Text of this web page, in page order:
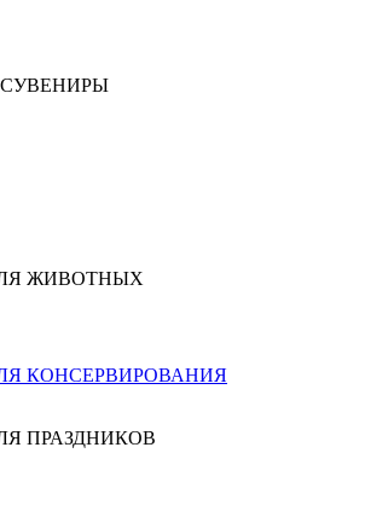
ЖИВОТНЫХ
КОНСЕРВИРОВАНИЯ
ПРАЗДНИКОВ